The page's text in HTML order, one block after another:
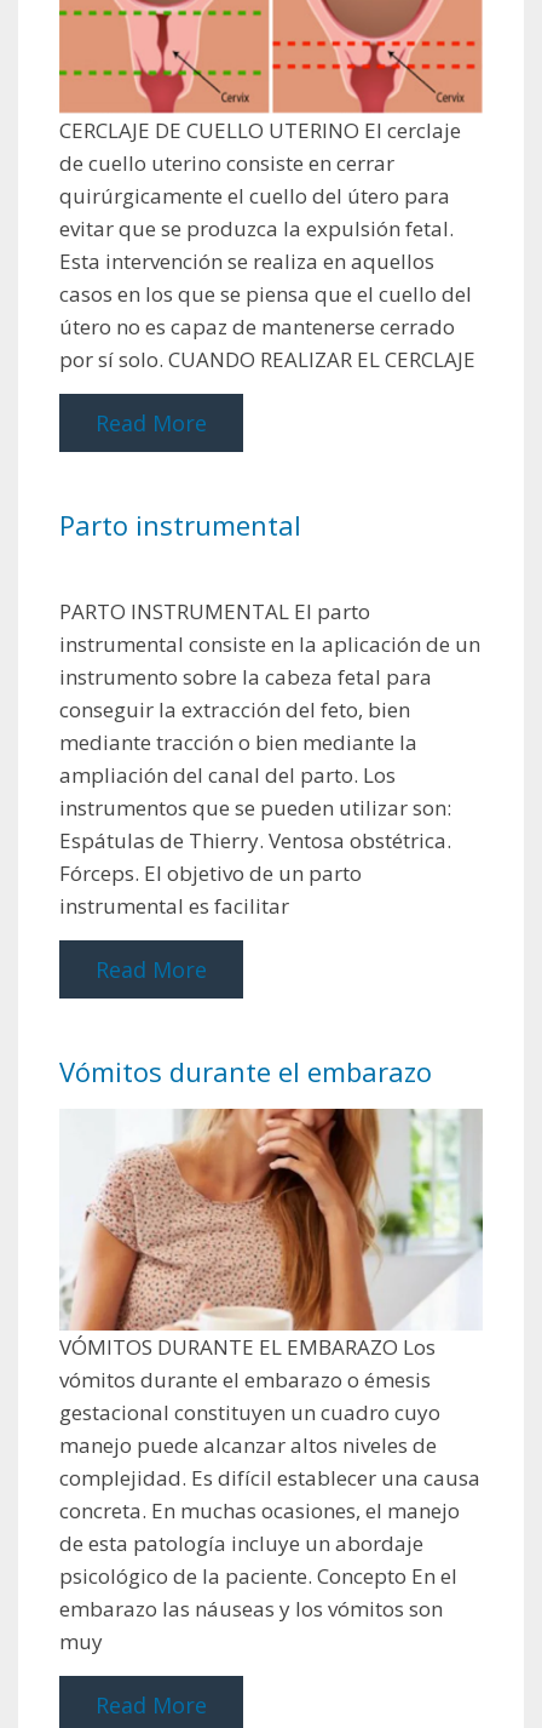
CERCLAJE DE CUELLO UTERINO El cerclaje
de cuello uterino consiste en cerrar
quirúrgicamente el cuello del útero para
evitar que se produzca la expulsión fetal.
Esta intervención se realiza en aquellos
casos en los que se piensa que el cuello del
útero no es capaz de mantenerse cerrado
por sí solo. CUANDO REALIZAR EL CERCLAJE
Read More
Parto instrumental
PARTO INSTRUMENTAL El parto
instrumental consiste en la aplicación de un
instrumento sobre la cabeza fetal para
conseguir la extracción del feto, bien
mediante tracción o bien mediante la
ampliación del canal del parto. Los
instrumentos que se pueden utilizar son:
Espátulas de Thierry. Ventosa obstétrica.
Fórceps. El objetivo de un parto
instrumental es facilitar
Read More
Vómitos durante el embarazo
VÓMITOS DURANTE EL EMBARAZO Los
vómitos durante el embarazo o émesis
gestacional constituyen un cuadro cuyo
manejo puede alcanzar altos niveles de
complejidad. Es difícil establecer una causa
concreta. En muchas ocasiones, el manejo
de esta patología incluye un abordaje
psicológico de la paciente. Concepto En el
embarazo las náuseas y los vómitos son
muy
Read More